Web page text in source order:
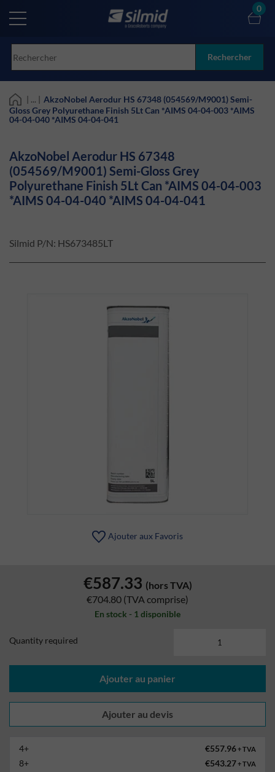
main
Rechercher
0
| ... | AkzoNobel Aerodur HS 67348 (054569/M9001) Semi-
Gloss Grey Polyurethane Finish 5Lt Can *AIMS 04-04-003 *AIMS
04-04-040 *AIMS 04-04-041
AkzoNobel Aerodur HS 67348
(054569/M9001) Semi-Gloss Grey
Polyurethane Finish 5Lt Can *AIMS 04-04-003
*AIMS 04-04-040 *AIMS 04-04-041
Silmid P/N: HS673485LT
Ajouter aux Favoris
€587.33 (hors TVA)
€704.80 (TVA comprise)
En stock - 1 disponible
Quantity required
Ajouter au panier
4+ €557.96+ TVA
8+ €543.27+ TVA